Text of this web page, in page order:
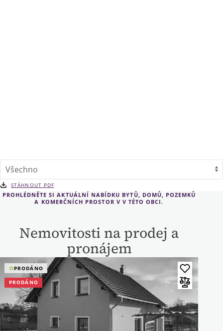
STÁHNOUT PDF
PROHLÉDNĚTE SI AKTUÁLNÍ NABÍDKU BYTŮ, DOMŮ, POZEMKŮ
A KOMERČNÍCH PROSTOR V V TÉTO OBCI.
Nemovitosti na prodej a
pronájem
PRODÁNO
PRODÁNO